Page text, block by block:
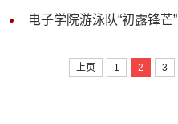
电子学院游泳队“初露锋芒”
上页 1 2 3